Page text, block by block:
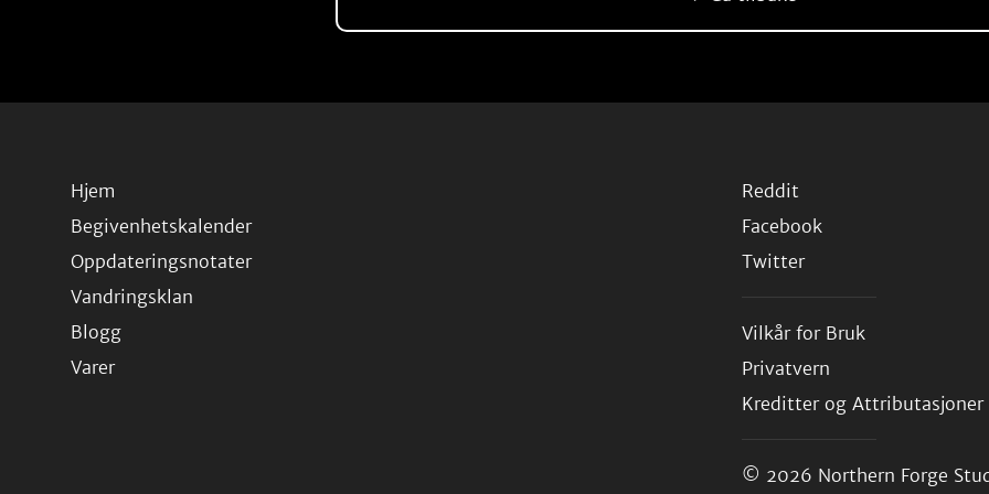
Hjem
Begivenhetskalender
Oppdateringsnotater
Vandringsklan
Blogg
Varer
Reddit
Facebook
Twitter
Vilkår for Bruk
Privatvern
Kreditter og Attributasjoner
© 2026 Northern Forge